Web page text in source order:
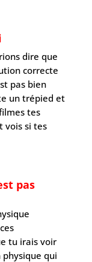
dire que
correcte
pas bien
un trépied et
tes
vois si tes
pas
tu irais voir
physique qui